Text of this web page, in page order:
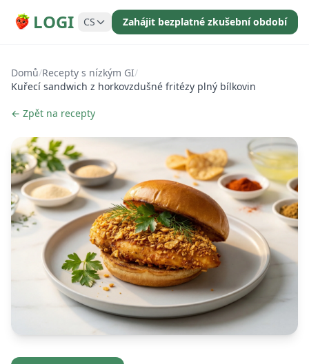
LOGI CS Zahájit bezplatné zkušební období
Domů/Recepty s nízkým GI/
Kuřecí sandwich z horkovzdušné fritézy plný bílkovin
← Zpět na recepty